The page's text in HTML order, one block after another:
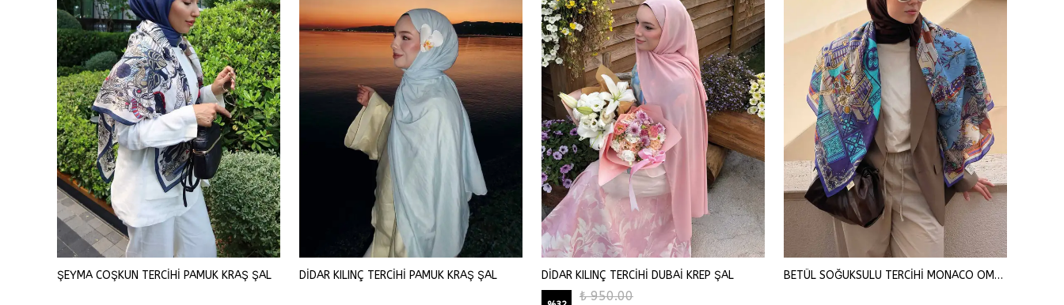
ŞEYMA COŞKUN TERCİHİ PAMUK KRAŞ ŞAL DİDAR KILINÇ TERCİHİ PAMUK KRAŞ ŞAL DİDAR KILINÇ TERCİHİ DUBAİ KREP ŞAL
₺ 950.00
BETÜL SOĞUKSULU TERCİHİ MONACO OMUZ ŞAL